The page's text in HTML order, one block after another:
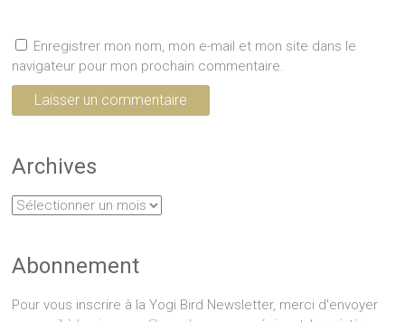
Enregistrer mon nom, mon e-mail et mon site dans le
navigateur pour mon prochain commentaire.
Archives
Archives
Abonnement
Pour vous inscrire à la Yogi Bird Newsletter, merci d'envoyer